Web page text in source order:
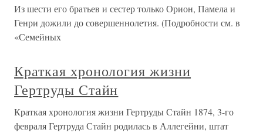
Из шести его братьев и сестер только Орион, Памела и
Генри дожили до совершеннолетия. (Подробности см. в
«Семейных
Краткая хронология жизни
Гертруды Стайн
Краткая хронология жизни Гертруды Стайн 1874, 3-го
февраля Гертруда Стайн родилась в Аллегейни, штат